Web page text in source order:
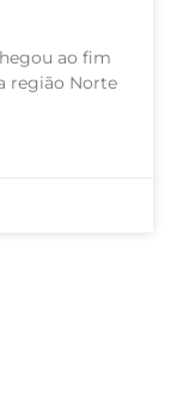
ao fim
região Norte